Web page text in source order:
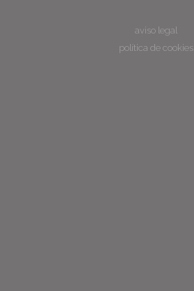
aviso legal
política de cookies